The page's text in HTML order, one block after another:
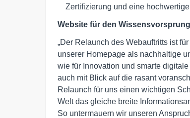
Zertifizierung und eine
Website für den
„Der Relaunch des Webauftritts ist
unserer Homepage als nachhaltige
wie für Innovation und smarte
auch mit Blick auf die rasant
Relaunch für uns einen wichtigen
Welt das gleiche breite
So untermauern wir unseren